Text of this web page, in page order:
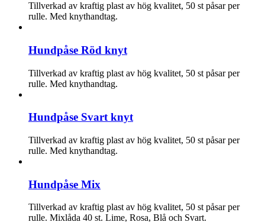
Tillverkad av kraftig plast av hög kvalitet, 50 st påsar per
rulle. Med knythandtag.
Hundpåse Röd knyt
Tillverkad av kraftig plast av hög kvalitet, 50 st påsar per
rulle. Med knythandtag.
Hundpåse Svart knyt
Tillverkad av kraftig plast av hög kvalitet, 50 st påsar per
rulle. Med knythandtag.
Hundpåse Mix
Tillverkad av kraftig plast av hög kvalitet, 50 st påsar per
rulle. Mixlåda 40 st. Lime, Rosa, Blå och Svart.